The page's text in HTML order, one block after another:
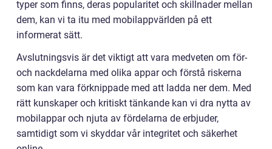
typer som finns, deras popularitet och skillnader mellan
dem, kan vi ta itu med mobilappvärlden på ett
informerat sätt.
Avslutningsvis är det viktigt att vara medveten om för-
och nackdelarna med olika appar och förstå riskerna
som kan vara förknippade med att ladda ner dem. Med
rätt kunskaper och kritiskt tänkande kan vi dra nytta av
mobilappar och njuta av fördelarna de erbjuder,
samtidigt som vi skyddar vår integritet och säkerhet